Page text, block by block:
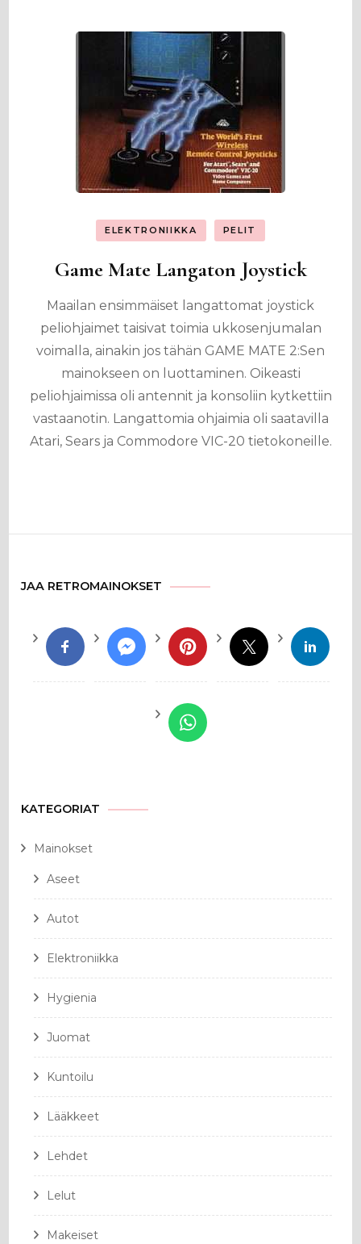
ELEKTRONIIKKA PELIT
Game Mate Langaton Joystick
Maailan ensimmäiset langattomat joystick
peliohjaimet taisivat toimia ukkosenjumalan
voimalla, ainakin jos tähän GAME MATE 2:Sen
mainokseen on luottaminen. Oikeasti
peliohjaimissa oli antennit ja konsoliin kytkettiin
vastaanotin. Langattomia ohjaimia oli saatavilla
Atari, Sears ja Commodore VIC-20 tietokoneille.
JAA RETROMAINOKSET
KATEGORIAT
Mainokset
Aseet
Autot
Elektroniikka
Hygienia
Juomat
Kuntoilu
Lääkkeet
Lehdet
Lelut
Makeiset